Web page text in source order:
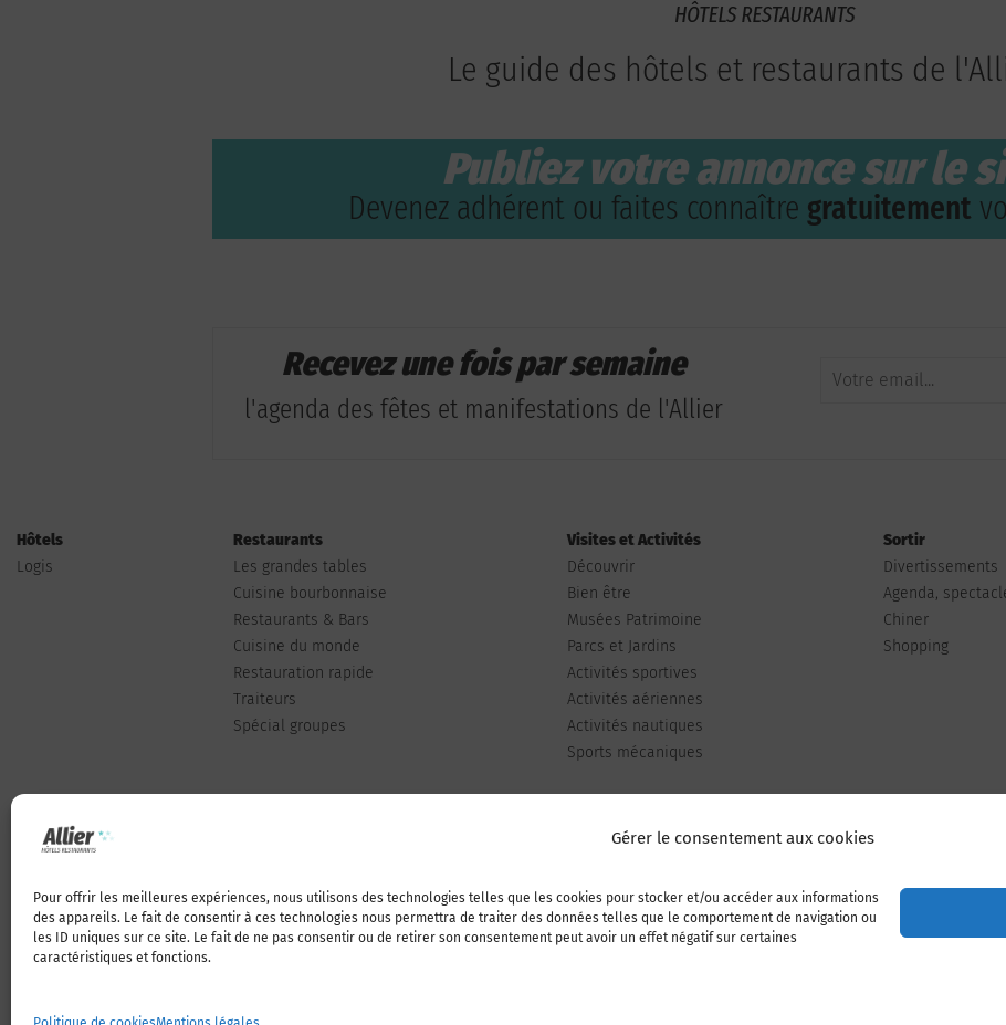
Gérer le consentement aux cookies
Pour offrir les meilleures expériences, nous utilisons des technologies telles que les cookies pour stocker et/ou accéder aux informations
des appareils. Le fait de consentir à ces technologies nous permettra de traiter des données telles que le comportement de navigation ou
les ID uniques sur ce site. Le fait de ne pas consentir ou de retirer son consentement peut avoir un effet négatif sur certaines
caractéristiques et fonctions.
Le guide des hôtels et restaurants de
Publiez votre annonce sur le
Devenez adhérent ou faites connaître gratuitement
Recevez une fois par semaine
l'agenda des fêtes et manifestations de l'Allier
Hôtels
Logis
Restaurants
Les grandes tables
Cuisine bourbonnaise
Restaurants & Bars
Cuisine du monde
Restauration rapide
Traiteurs
Spécial groupes
Visites et Activités
Découvrir
Bien être
Musées Patrimoine
Parcs et Jardins
Activités sportives
Activités aériennes
Activités nautiques
Sports mécaniques
Sortir
Divertissements
Agenda,
Chiner
Shopping
Qui sommes-nous Publiez votre annonce Adhérer à l’association